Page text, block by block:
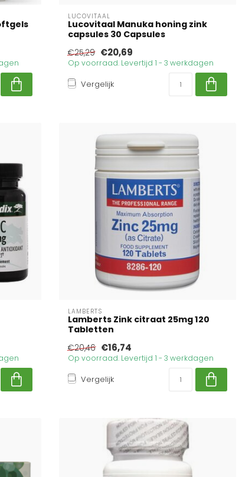
LUCOVITAAL
Lucovitaal Manuka honing zink
capsules 30 Capsules
€25,29 €20,69
Op voorraad. Levertijd 1 - 3 werkdagen
Vergelijk
LAMBERTS
Lamberts Zink citraat 25mg 120
Tabletten
€20,46 €16,74
Op voorraad. Levertijd 1 - 3 werkdagen
Vergelijk